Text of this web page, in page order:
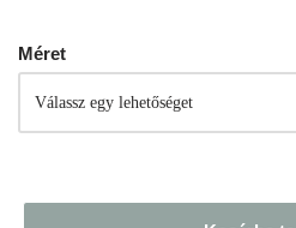
Méret